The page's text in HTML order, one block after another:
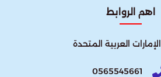
اهم الروابط
الإمارات العربية المتحدة​
0565545661